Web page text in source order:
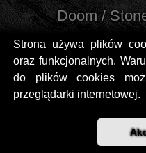
Strona używa plików
oraz funkcjonalnych.
do plików cookies
przeglądarki internetowej.
Doom /